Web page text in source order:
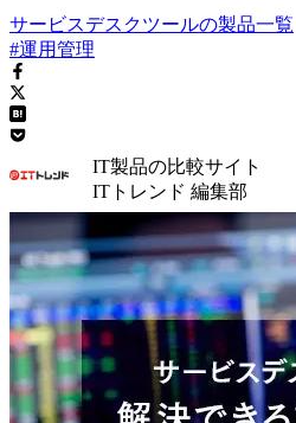
サービスデスクツールの製品一覧
#運用管理
IT製品の比較サイト
ITトレンド 編集部